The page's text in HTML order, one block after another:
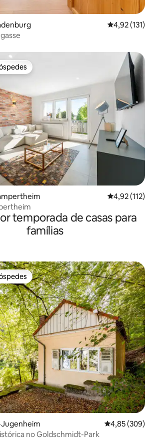
4,92 de uma
4,92 (131)
4,92 de uma
4,92 (112)
temporada de casas para
famílias
Jugenheim 4,85 de uma
4,85 (309)
no Goldschmidt-Park